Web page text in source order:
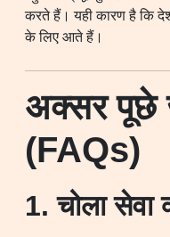
करते हैं। यही कारण है कि
के लिए आते हैं।
अक्सर पूछे
(FAQs)
1. चोला सेवा